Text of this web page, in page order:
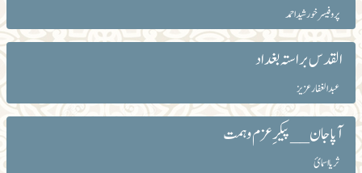
پروفیسر خورشید احمد
القدس براستہ بغداد
عبد الغفار عزیز
آپا جان __ پیکرِعزم و ہمت
ثریا اسمائ